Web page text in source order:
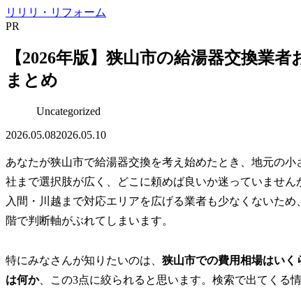
リリリ・リフォーム
PR
【2026年版】狭山市の給湯器交換業
まとめ
Uncategorized
2026.05.082026.05.10
あなたが狭山市で給湯器交換を考え始めたとき、地元の
社まで選択肢が広く、どこに頼めば良いか迷っていませ
入間・川越まで対応エリアを広げる業者も少なくないた
階で判断軸がぶれてしまいます。
特にみなさんが知りたいのは、 狭山市での費用相場はいく
は何か、この3点に絞られると思います。検索で出てくる